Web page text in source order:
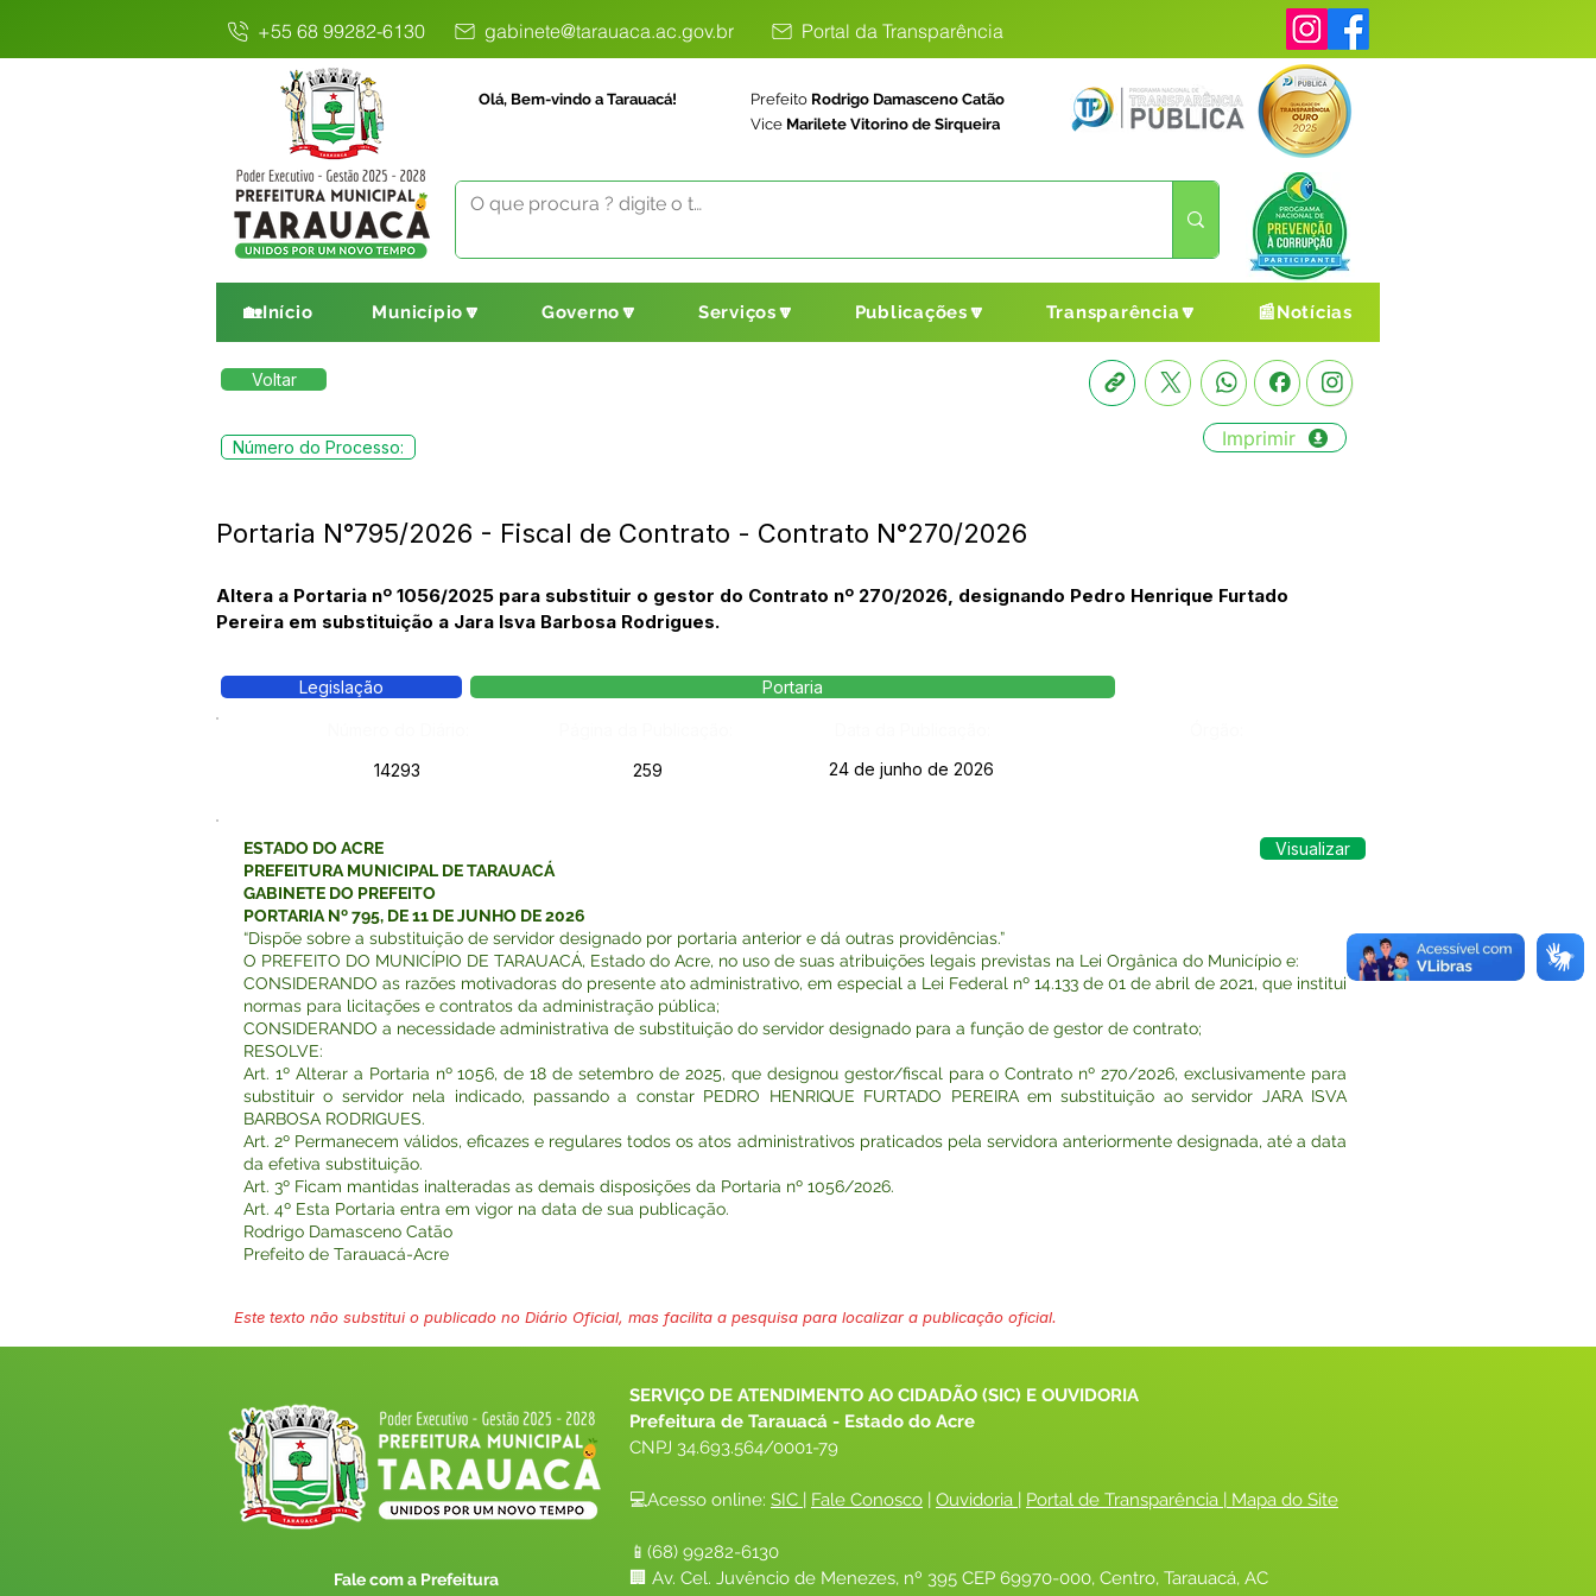
+55 68 99282-6130 gabinete@tarauaca.ac.gov.br Portal da Transparência
Olá, Bem-vindo a Tarauacá! Prefeito Rodrigo Damasceno Catão
Vice Marilete Vitorino de Sirqueira
🏡Início Município🔽 Governo🔽 Serviços🔽 Publicações🔽 Transparência🔽 📰Notícias
Voltar
Número do Processo: Imprimir
Portaria N°795/2026 - Fiscal de Contrato - Contrato N°270/2026
Altera a Portaria nº 1056/2025 para substituir o gestor do Contrato nº 270/2026, designando Pedro Henrique Furtado
Pereira em substituição a Jara Isva Barbosa Rodrigues.
Legislação Portaria
14293
259 24 de junho de 2026
ESTADO DO ACRE
PREFEITURA MUNICIPAL DE TARAUACÁ
GABINETE DO PREFEITO
PORTARIA Nº 795, DE 11 DE JUNHO DE 2026
“Dispõe sobre a substituição de servidor designado por portaria anterior e dá outras providências.”
O PREFEITO DO MUNICÍPIO DE TARAUACÁ, Estado do Acre, no uso de suas atribuições legais previstas na Lei Orgânica do Município e:
CONSIDERANDO as razões motivadoras do presente ato administrativo, em especial a Lei Federal nº 14.133 de 01 de abril de 2021, que institui
normas para licitações e contratos da administração pública;
CONSIDERANDO a necessidade administrativa de substituição do servidor designado para a função de gestor de contrato;
RESOLVE:
Art. 1º Alterar a Portaria nº 1056, de 18 de setembro de 2025, que designou gestor/fiscal para o Contrato nº 270/2026, exclusivamente para
substituir o servidor nela indicado, passando a constar PEDRO HENRIQUE FURTADO PEREIRA em substituição ao servidor JARA ISVA
BARBOSA RODRIGUES.
Art. 2º Permanecem válidos, eficazes e regulares todos os atos administrativos praticados pela servidora anteriormente designada, até a data
da efetiva substituição.
Art. 3º Ficam mantidas inalteradas as demais disposições da Portaria nº 1056/2026.
Art. 4º Esta Portaria entra em vigor na data de sua publicação.
Rodrigo Damasceno Catão
Prefeito de Tarauacá-Acre
Visualizar
Este texto não substitui o publicado no Diário Oficial, mas facilita a pesquisa para localizar a publicação oficial.
Fale com a Prefeitura
SERVIÇO DE ATENDIMENTO AO CIDADÃO (SIC) E OUVIDORIA
Prefeitura de Tarauacá - Estado do Acre
CNPJ 34.693.564/0001-79
💻Acesso online: SIC | Fale Conosco | Ouvidoria | Portal de Transparência | Mapa do Site
📱(68) 99282-6130
🏢 Av. Cel. Juvêncio de Menezes, nº 395 CEP 69970-000, Centro, Tarauacá, AC